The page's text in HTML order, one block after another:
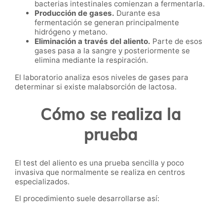
bacterias intestinales comienzan a fermentarla.
Producción de gases. Durante esa
fermentación se generan principalmente
hidrógeno y metano.
Eliminación a través del aliento. Parte de esos
gases pasa a la sangre y posteriormente se
elimina mediante la respiración.
El laboratorio analiza esos niveles de gases para
determinar si existe malabsorción de lactosa.
Cómo se realiza la
prueba
El test del aliento es una prueba sencilla y poco
invasiva que normalmente se realiza en centros
especializados.
El procedimiento suele desarrollarse así: